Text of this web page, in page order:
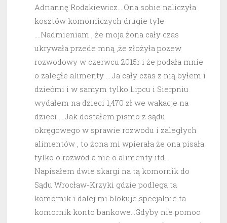
Adriannę Rodakiewicz….Ona sobie naliczyła
kosztów komorniczych drugie tyle
….Nadmieniam , że moja żona cały czas
ukrywała przede mną ,że złożyła pozew
rozwodowy w czerwcu 2015r i że podała mnie
o zaległe alimenty ….Ja cały czas z nią byłem i
dziećmi i w samym tylko Lipcu i Sierpniu
wydałem na dzieci 1,470 zł we wakacje na
dzieci ….Jak dostałem pismo z sądu
okręgowego w sprawie rozwodu i zaległych
alimentów , to żona mi wpierała że ona pisała
tylko o rozwód a nie o alimenty itd…
Napisałem dwie skargi na tą komornik do
Sądu Wrocław-Krzyki gdzie podlega ta
komornik i dalej mi blokuje specjalnie ta
komornik konto bankowe…Gdyby nie pomoc